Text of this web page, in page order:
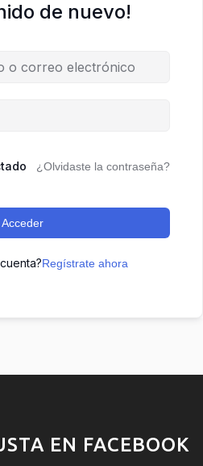
de nuevo!
¿Olvidaste la contraseña?
Acceder
Regístrate ahora
EN FACEBOOK